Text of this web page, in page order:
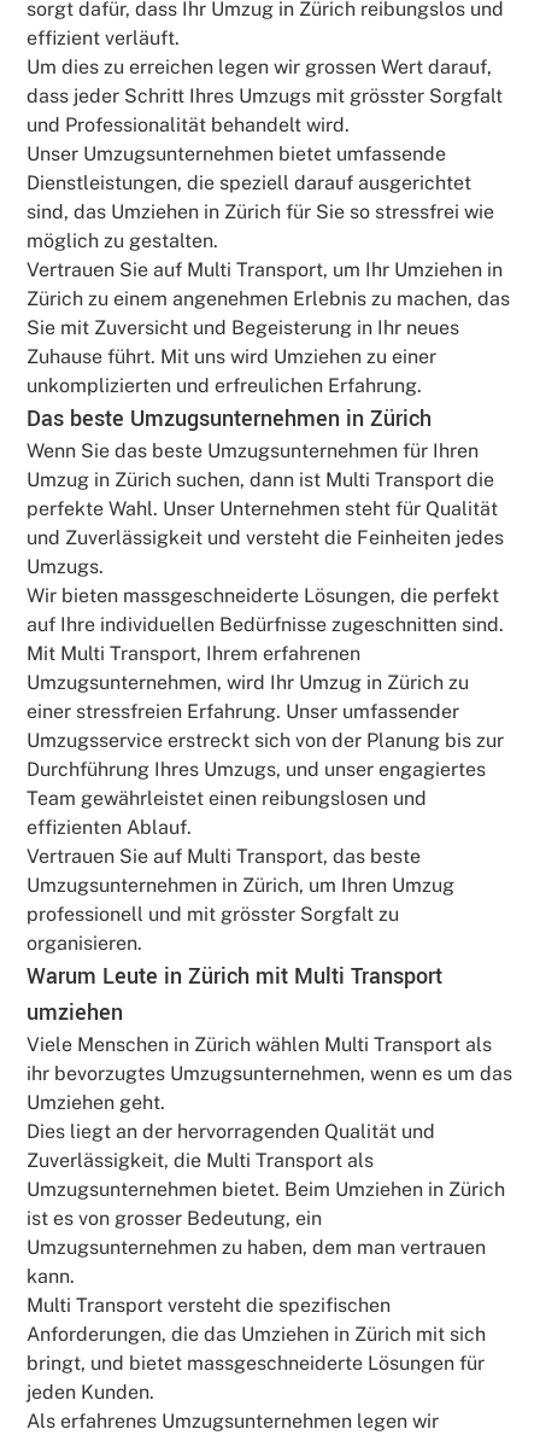
sorgt dafür, dass Ihr Umzug in Zürich reibungslos und
effizient verläuft.
Um dies zu erreichen legen wir grossen Wert darauf,
dass jeder Schritt Ihres Umzugs mit grösster Sorgfalt
und Professionalität behandelt wird.
Unser Umzugsunternehmen bietet umfassende
Dienstleistungen, die speziell darauf ausgerichtet
sind, das Umziehen in Zürich für Sie so stressfrei wie
möglich zu gestalten.
Vertrauen Sie auf Multi Transport, um Ihr Umziehen in
Zürich zu einem angenehmen Erlebnis zu machen, das
Sie mit Zuversicht und Begeisterung in Ihr neues
Zuhause führt. Mit uns wird Umziehen zu einer
unkomplizierten und erfreulichen Erfahrung.
Das beste Umzugsunternehmen in Zürich
Wenn Sie das beste Umzugsunternehmen für Ihren
Umzug in Zürich suchen, dann ist Multi Transport die
perfekte Wahl. Unser Unternehmen steht für Qualität
und Zuverlässigkeit und versteht die Feinheiten jedes
Umzugs.
Wir bieten massgeschneiderte Lösungen, die perfekt
auf Ihre individuellen Bedürfnisse zugeschnitten sind.
Mit Multi Transport, Ihrem erfahrenen
Umzugsunternehmen, wird Ihr Umzug in Zürich zu
einer stressfreien Erfahrung. Unser umfassender
Umzugsservice erstreckt sich von der Planung bis zur
Durchführung Ihres Umzugs, und unser engagiertes
Team gewährleistet einen reibungslosen und
effizienten Ablauf.
Vertrauen Sie auf Multi Transport, das beste
Umzugsunternehmen in Zürich, um Ihren Umzug
professionell und mit grösster Sorgfalt zu
organisieren.
Warum Leute in Zürich mit Multi Transport
umziehen
Viele Menschen in Zürich wählen Multi Transport als
ihr bevorzugtes Umzugsunternehmen, wenn es um das
Umziehen geht.
Dies liegt an der hervorragenden Qualität und
Zuverlässigkeit, die Multi Transport als
Umzugsunternehmen bietet. Beim Umziehen in Zürich
ist es von grosser Bedeutung, ein
Umzugsunternehmen zu haben, dem man vertrauen
kann.
Multi Transport versteht die spezifischen
Anforderungen, die das Umziehen in Zürich mit sich
bringt, und bietet massgeschneiderte Lösungen für
jeden Kunden.
Als erfahrenes Umzugsunternehmen legen wir